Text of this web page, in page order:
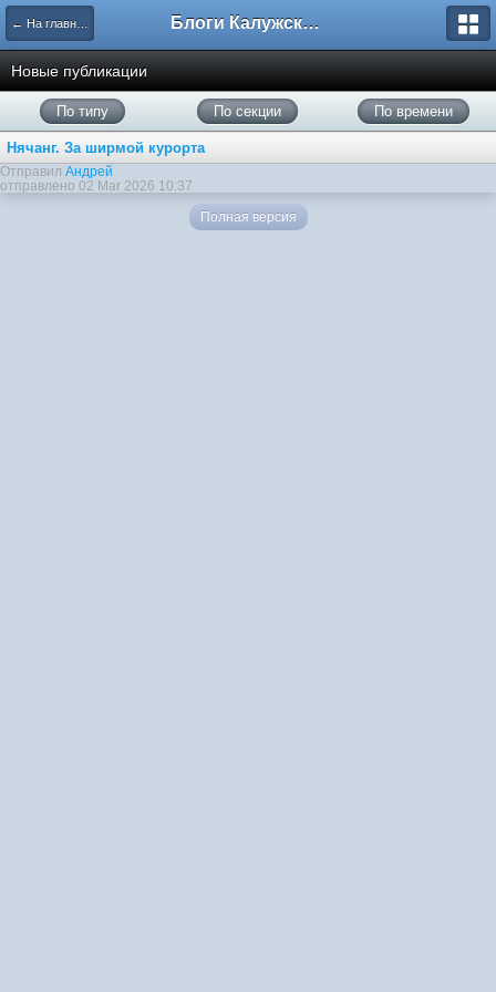
← На главную Блоги Калужского перекрестка
Новые публикации
По типу По секции По времени
Нячанг. За ширмой курорта
Отправил Андрей
отправлено 02 Mar 2026 10:37
Полная версия